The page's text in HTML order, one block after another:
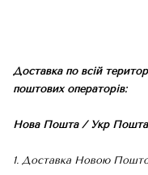
Доставка по всій
поштових операторів:
Нова Пошта / Укр Пошта
1. Доставка Новою